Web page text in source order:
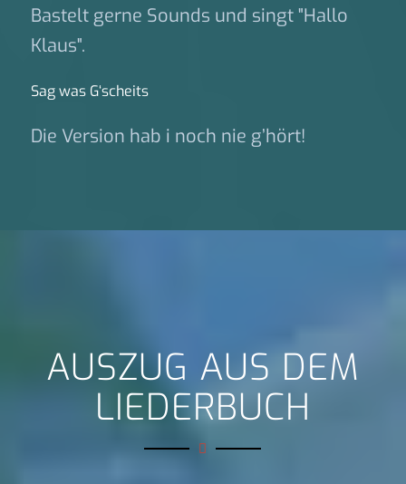
Bastelt gerne Sounds und singt "Hallo
Klaus".
Sag was G‘scheits
Die Version hab i noch nie g’hört!
AUSZUG AUS DEM
LIEDERBUCH